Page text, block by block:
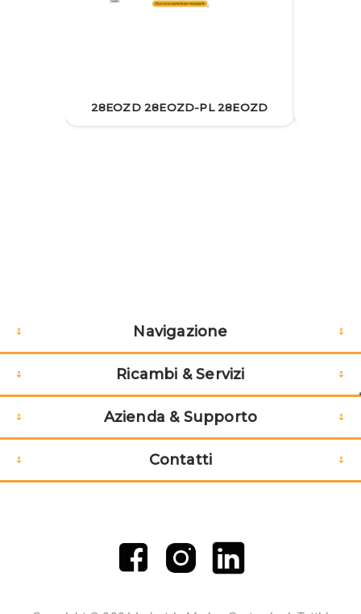
28EOZD 28EOZD-PL 28EOZD
Navigazione
Ricambi & Servizi
Azienda & Supporto
Contatti